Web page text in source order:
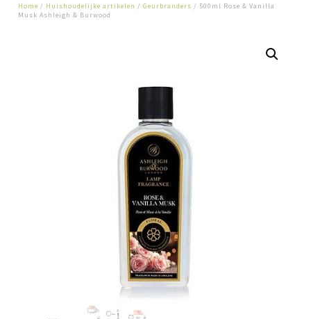
Home / Huishoudelijke artikelen /Geurbranders / 500ml Rose & Vanilla
Musk Ashleigh & Burwood